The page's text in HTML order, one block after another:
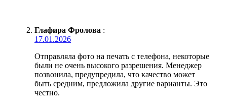
Глафира Фролова :
17.01.2026
Отправляла фото на печать с телефона, некоторые
были не очень высокого разрешения. Менеджер
позвонила, предупредила, что качество может
быть средним, предложила другие варианты. Это
честно.